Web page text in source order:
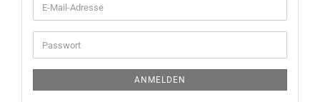
E-
Mail-
Adresse
Passwort
ANMELDEN